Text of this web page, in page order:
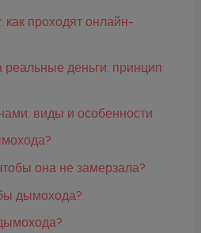
проходят онлайн-
деньги: принцип
виды и особенности
она не замерзала?
дымохода?